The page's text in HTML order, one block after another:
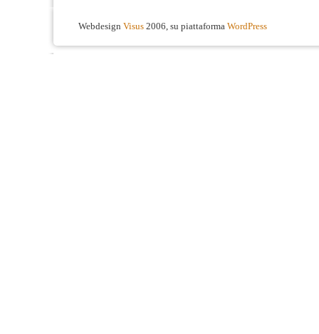
Webdesign Visus 2006, su piattaforma WordPress